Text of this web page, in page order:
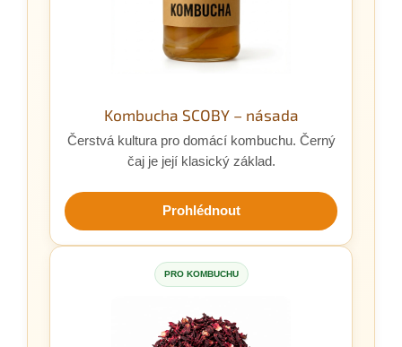
Kombucha SCOBY – násada
Čerstvá kultura pro domácí kombuchu. Černý
čaj je její klasický základ.
Prohlédnout
PRO KOMBUCHU